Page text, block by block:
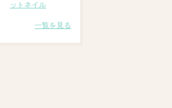
ットネイル
一覧を見る